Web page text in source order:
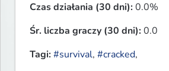
Czas działania (30 dni):0.0%
Śr. liczba graczy (30 dni):0.0
Tagi:#survival, #cracked,